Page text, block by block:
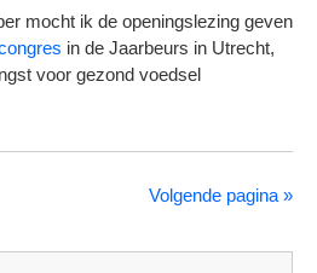
mocht ik de openingslezing geven
in de Jaarbeurs in Utrecht,
voor gezond voedsel
Volgende pagina »